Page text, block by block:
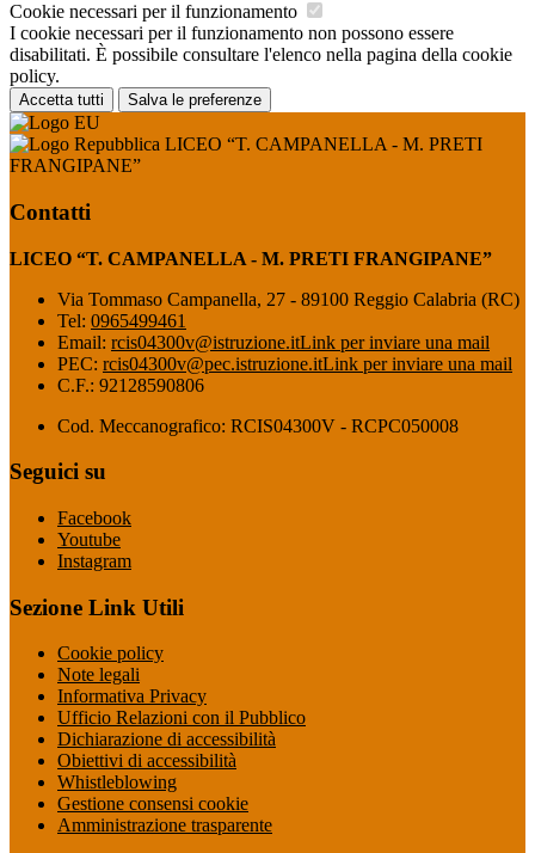
Cookie necessari per il funzionamento
I cookie necessari per il funzionamento non possono essere
disabilitati. È possibile consultare l'elenco nella pagina della cookie
policy.
Accetta tutti Salva le preferenze
LICEO “T. CAMPANELLA - M. PRETI
FRANGIPANE”
Contatti
LICEO “T. CAMPANELLA - M. PRETI FRANGIPANE”
Via Tommaso Campanella, 27 - 89100 Reggio Calabria (RC)
Tel: 0965499461
Email: rcis04300v@istruzione.itLink per inviare una mail
PEC: rcis04300v@pec.istruzione.itLink per inviare una mail
C.F.: 92128590806
Cod. Meccanografico: RCIS04300V - RCPC050008
Seguici su
Facebook
Youtube
Instagram
Sezione Link Utili
Cookie policy
Note legali
Informativa Privacy
Ufficio Relazioni con il Pubblico
Dichiarazione di accessibilità
Obiettivi di accessibilità
Whistleblowing
Gestione consensi cookie
Amministrazione trasparente